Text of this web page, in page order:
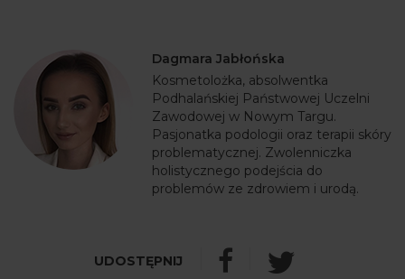
Dagmara Jabłońska
Kosmetolożka, absolwentka
Podhalańskiej Państwowej Uczelni
Zawodowej w Nowym Targu.
Pasjonatka podologii oraz terapii skóry
problematycznej. Zwolenniczka
holistycznego podejścia do
problemów ze zdrowiem i urodą.